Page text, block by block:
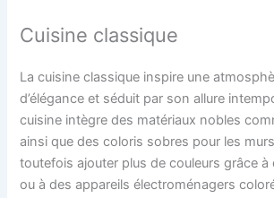
Cuisine classique
La cuisine classique inspire une
d’élégance et séduit par son allure
cuisine intègre des matériaux nobles
ainsi que des coloris sobres pour les
toutefois ajouter plus de couleurs grâce à
ou à des appareils électroménagers